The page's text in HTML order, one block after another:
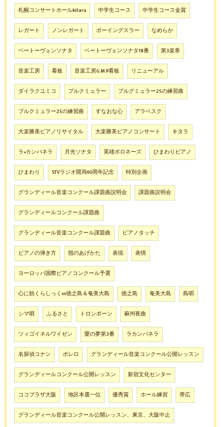
札幌コンサートホールkitara 中学生コース 中学生コース金賞
レガート ノンレガート ボーイングスラー なめらか
ベートーヴェンソナタ ベートーヴェンソナタ18番 第3楽章
音楽工房 看板 音楽工房G.M.P看板 リニューアル
ダイラクユミコ ブルクミュラー ブルグミュラー25の練習曲
ブルクミュラー25の練習曲 すなおな心 アラベスク
大楽勝美ピアノリサイタル 大楽勝美ピアノコンサート キタラ
ラ•カンパネラ 月光ソナタ 英雄ポロネーズ ひまわりピアノ
ひまわり STVラジオ開局60周年記念 特別企画
グランディール音楽コンクール課題曲説明会 課題曲説明会
グランディールコンクール課題曲
グランディール音楽コンクール課題曲 ピアノタッチ
ピアノの弾き方 指のあげかた 表現 表情
ヨーロッパ国際ピアノコンクール予選
心に効くらしっくin徳之島＆奄美大島 徳之島 奄美大島 島唄
シマ唄 ふるさと トロンボーン 蘇州夜曲
ツィゴイネルワイゼン 愛の夢第3番 ラカンパネラ
名探偵コナン ボレロ グランディール音楽コンクール公開レッスン
グランディールコンクール公開レッスン 新宿文化センター
ココプラザ大阪 地区本選一位 優秀賞 ホール練習 帯広
グランディール音楽コンクール公開レッスン、東京、大阪中止